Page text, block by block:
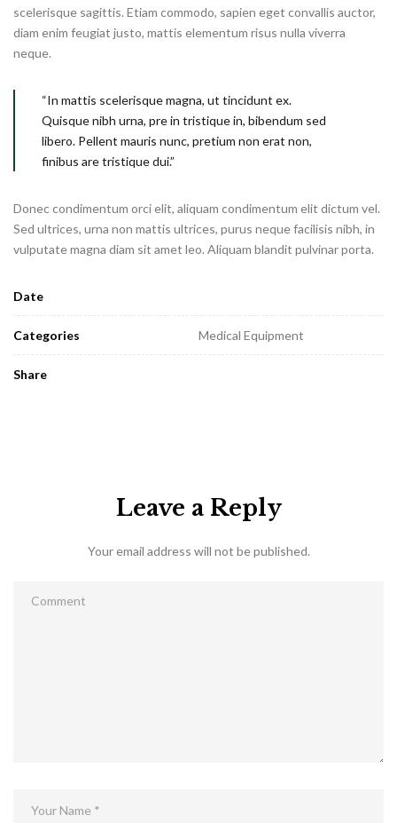
scelerisque sagittis. Etiam commodo, sapien eget convallis auctor,
diam enim feugiat justo, mattis elementum risus nulla viverra
neque.
“In mattis scelerisque magna, ut tincidunt ex.
Quisque nibh urna, pre in tristique in, bibendum sed
libero. Pellent mauris nunc, pretium non erat non,
finibus are tristique dui.”
Donec condimentum orci elit, aliquam condimentum elit dictum vel.
Sed ultrices, urna non mattis ultrices, purus neque facilisis nibh, in
vulputate magna diam sit amet leo. Aliquam blandit pulvinar porta.
Date
Categories Medical Equipment
Share
Leave a Reply
Your email address will not be published.